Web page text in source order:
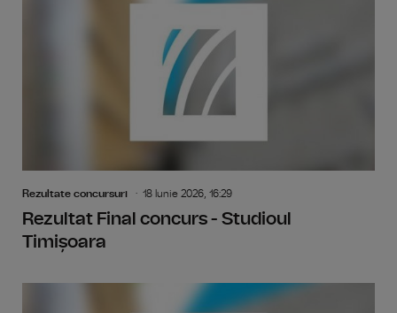
Rezultate concursuri 18 Iunie 2026, 16:29
Rezultat Final concurs - Studioul
Timișoara